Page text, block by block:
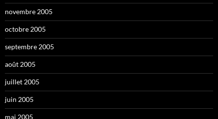
novembre 2005
octobre 2005
septembre 2005
août 2005
juillet 2005
juin 2005
mai 2005